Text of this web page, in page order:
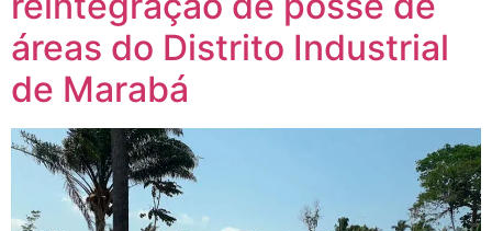
áreas do Distrito Industrial
de Marabá